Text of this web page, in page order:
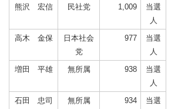
熊沢 宏信
民社党 1,009
当選
人
高木 金保
日本社会
党
977
当選
人
増田 平雄
無所属 938
当選
人
石田 忠司
無所属 934
当選